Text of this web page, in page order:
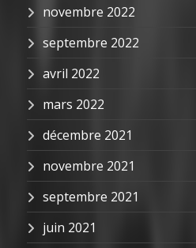
novembre 2022
septembre 2022
avril 2022
mars 2022
décembre 2021
novembre 2021
septembre 2021
juin 2021